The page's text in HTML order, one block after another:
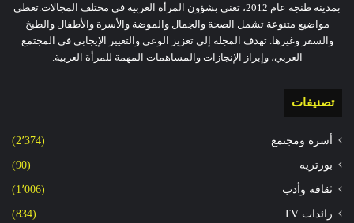
بمدينة طنجة عام 2012، تعنى بشؤون المرأة العربية في مختلف المجالات.تغطي
مواضيع متنوعة تشمل الصحة والجمال والموضة والأسرة والأطفال والطبخ
والسفر وغيرها. تهدف المجلة إلى تعزيز الوعي والتغيير الإيجابي في المجتمع
العربي، وإبراز الإنجازات والمساهمات المهمة للمرأة العربية.
تصنيفات
أسرة ومجتمع (2٬374)
بورتريه (90)
ثقافة وأدب (1٬006)
رائدات TV (834)